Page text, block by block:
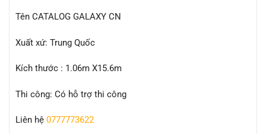
Tên CATALOG GALAXY CN
Xuất xứ: Trung Quốc
Kích thước : 1.06m X15.6m
Thi công: Có hỗ trợ thi công
Liên hệ 0777773622